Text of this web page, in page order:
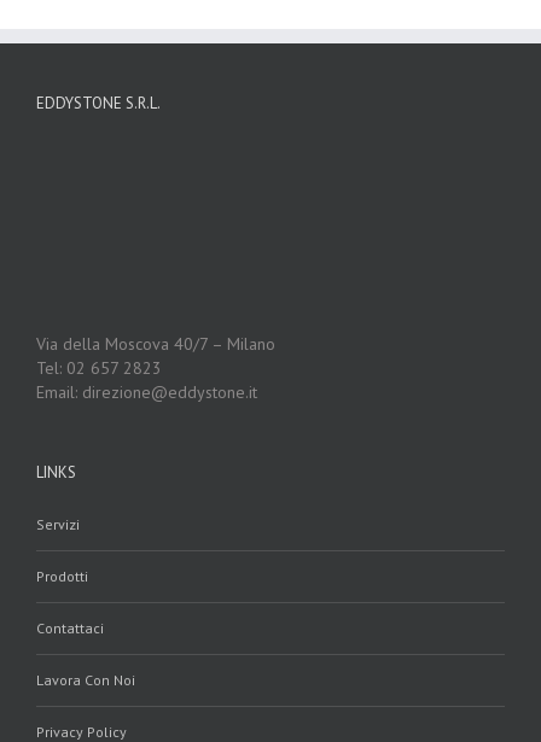
EDDYSTONE S.R.L.
Via della Moscova 40/7 – Milano
Tel: 02 657 2823
Email: direzione@eddystone.it
LINKS
Servizi
Prodotti
Contattaci
Lavora Con Noi
Privacy Policy